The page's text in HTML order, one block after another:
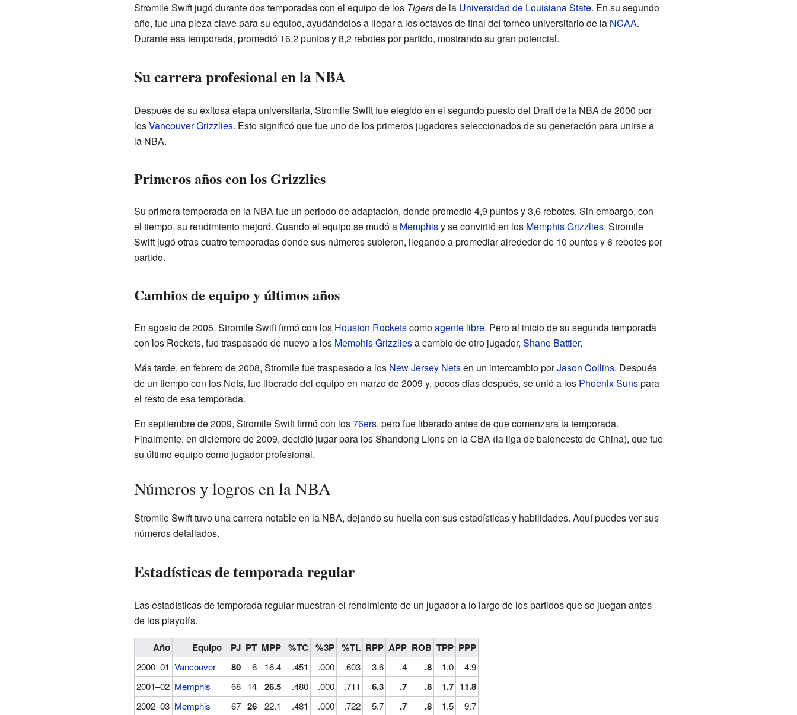
Stromile Swift jugó durante dos temporadas con el equipo de los Tigersde la Universidad de Louisiana State. En su segundo
año, fue una pieza clave para su equipo, ayudándolos a llegar a los octavos de final del torneo universitario de la NCAA.
Durante esa temporada, promedió 16,2 puntos y 8,2 rebotes por partido, mostrando su gran potencial.
Su carrera profesional en la NBA
Después de su exitosa etapa universitaria, Stromile Swift fue elegido en el segundo puesto del Draft de la NBA de 2000 por
losVancouver Grizzlies. Esto significó que fue uno de los primeros jugadores seleccionados de su generación para unirse a
la NBA.
Primeros años con los Grizzlies
Su primera temporada en la NBA fue un periodo de adaptación, donde promedió 4,9 puntos y 3,6 rebotes. Sin embargo, con
el tiempo, su rendimiento mejoró. Cuando el equipo se mudó a Memphisy se convirtió en los Memphis Grizzlies, Stromile
Swift jugó otras cuatro temporadas donde sus números subieron, llegando a promediar alrededor de 10 puntos y 6 rebotes por
partido.
Cambios de equipo y últimos años
En agosto de 2005, Stromile Swift firmó con los Houston Rocketscomoagente libre. Pero al inicio de su segunda temporada
con los Rockets, fue traspasado de nuevo a los Memphis Grizzliesa cambio de otro jugador, Shane Battier.
Más tarde, en febrero de 2008, Stromile fue traspasado a los New Jersey Netsen un intercambio porJason Collins. Después
de un tiempo con los Nets, fue liberado del equipo en marzo de 2009 y, pocos días después, se unió a los Phoenix Sunspara
el resto de esa temporada.
En septiembre de 2009, Stromile Swift firmó con los76ers, pero fue liberado antes de que comenzara la temporada.
Finalmente, en diciembre de 2009, decidió jugar para los Shandong Lions en la CBA (la liga de baloncesto de China), que fue
su último equipo como jugador profesional.
Números y logros en la NBA
Stromile Swift tuvo una carrera notable en la NBA, dejando su huella con sus estadísticas y habilidades. Aquí puedes ver sus
números detallados.
Estadísticas de temporada regular
Las estadísticas de temporada regular muestran el rendimiento de un jugador a lo largo de los partidos que se juegan antes
de los playoffs.
Año Equipo PJ PT MPP %TC %3P %TL RPP APP ROB TPP PPP
2000–01 Vancouver 80 6 16.4 .451 .000 .603 3.6 .4 .8 1.0
4.9
2001–02 Memphis 68 14 26.5 .480 .000 .711 6.3 .7 .8 1.7 11.8
2002–03 Memphis 67 26 22.1 .481 .000 .722 5.7 .7 .8 1.5 9.7